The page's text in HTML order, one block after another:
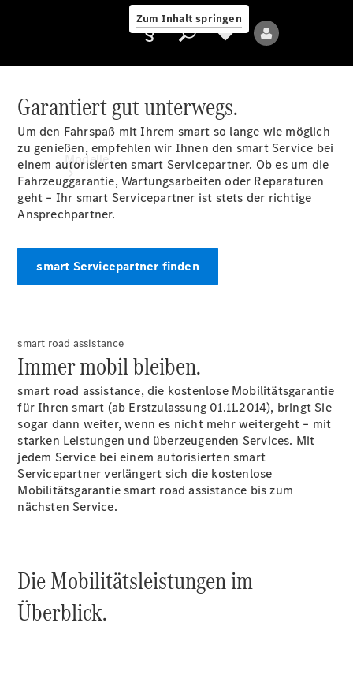
Zum Inhalt springen
Anbieter/Datenschutz
Modelle
Alle Modelle
Elektromodelle
Plug-in-Hybrid Modelle
Limousinen
C-Klasse
Limousine
C-Klasse
Garantiert gut unterwegs.
Um den Fahrspaß mit Ihrem smart so lange wie möglich
zu genießen, empfehlen wir Ihnen den smart Service bei
einem autorisierten smart Servicepartner. Ob es um die
Fahrzeuggarantie, Wartungsarbeiten oder Reparaturen
geht – Ihr smart Servicepartner ist stets der richtige
Ansprechpartner.
smart Servicepartner finden
smart road assistance
Immer mobil bleiben.
smart road assistance, die kostenlose Mobilitätsgarantie
für Ihren smart (ab Erstzulassung 01.11.2014), bringt Sie
sogar dann weiter, wenn es nicht mehr weitergeht – mit
starken Leistungen und überzeugenden Services. Mit
jedem Service bei einem autorisierten smart
Servicepartner verlängert sich die kostenlose
Mobilitätsgarantie smart road assistance bis zum
nächsten Service.
Die Mobilitätsleistungen im
Überblick.